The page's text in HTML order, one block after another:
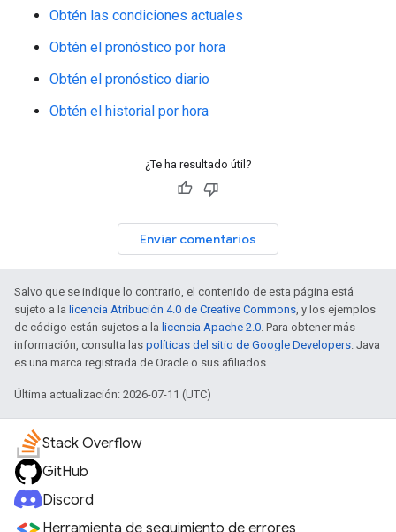
Obtén las condiciones actuales
Obtén el pronóstico por hora
Obtén el pronóstico diario
Obtén el historial por hora
¿Te ha resultado útil?
Enviar comentarios
Salvo que se indique lo contrario, el contenido de esta página está
sujeto a la licencia Atribución 4.0 de Creative Commons, y los ejemplos
de código están sujetos a la licencia Apache 2.0. Para obtener más
información, consulta las políticas del sitio de Google Developers. Java
es una marca registrada de Oracle o sus afiliados.
Última actualización: 2026-07-11 (UTC)
Stack Overflow
GitHub
Discord
Herramienta de seguimiento de errores